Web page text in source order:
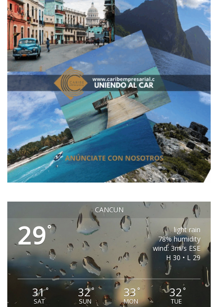
CANCUN
29°
light rain
78% humidity
wind: 3m/s ESE
H 30 • L 29
31°
SAT
32°
SUN
33 °
MON
32°
TUE